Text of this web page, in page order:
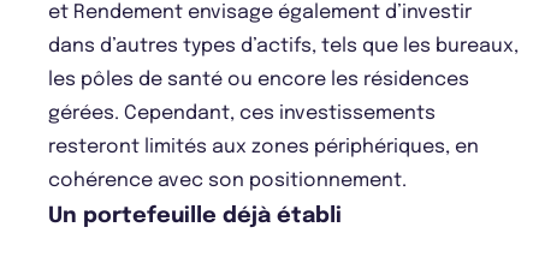
et Rendement envisage également d’investir
dans d’autres types d’actifs, tels que les bureaux,
les pôles de santé ou encore les résidences
gérées. Cependant, ces investissements
resteront limités aux zones périphériques, en
cohérence avec son positionnement.
Un portefeuille déjà établi